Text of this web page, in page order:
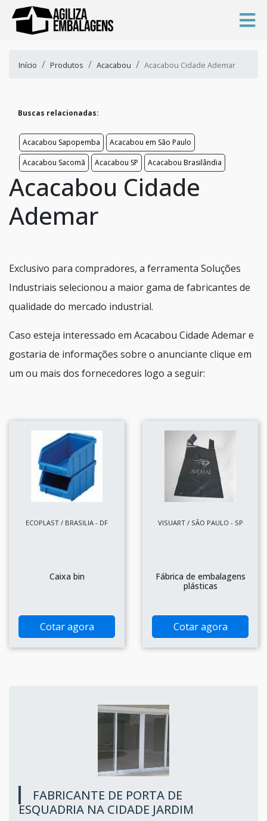
Início Produtos Acacabou Acacabou Cidade Ademar
Buscas relacionadas:
Acacabou Sapopemba
Acacabou em São Paulo
Acacabou Sacomã
Acacabou SP Acacabou Brasilândia
Acacabou Cidade
Ademar
Exclusivo para compradores, a ferramenta Soluções
Industriais selecionou a maior gama de fabricantes de
qualidade do mercado industrial.
Caso esteja interessado em Acacabou Cidade Ademar e
gostaria de informações sobre o anunciante clique em
um ou mais dos fornecedores logo a seguir:
ECOPLAST / BRASILIA - DF
Caixa bin
Cotar agora
VISUART / SÃO PAULO - SP
Fábrica de embalagens
plásticas
Cotar agora
FABRICANTE DE PORTA DE
ESQUADRIA NA CIDADE JARDIM